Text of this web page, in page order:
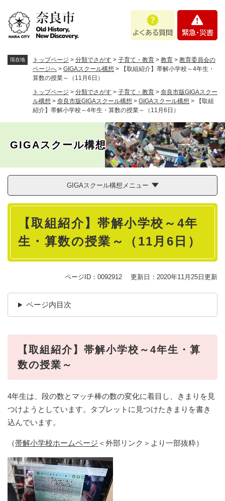
あ
問
・
現在地 トップページ > 分類でさがす > 子育て・教育 > 教育 > 教育委員会の
ページへ > GIGAスクール構想 >
【取組紹介】帯解小学校～4年生・
算数の授業～（11月6日）
トップページ > 分類でさがす > 子育て・教育 > 奈良市版GIGAスクー
ル構想 > 奈良市版GIGAスクール構想 > GIGAスクール構想 >
【取組
紹介】帯解小学校～4年生・算数の授業～（11月6日）
GIGAスクール構想
GIGAスクール構想メニュー
本
【取組紹介】帯解小学校～4年
生・算数の授業～（11月6日）
ページID：0092912 更新日：2020年11月25日更新
ページ内目次
【取組紹介】帯解小学校～4年生・算
数の授業～
4年生は、段の数とマッチ棒の数の変化に着目し、きまりを見
つけようとしています。タブレットに見つけたきまりを書き
込んでいます。
（帯解小学校ホームページ ＜外部リンク＞ より一部抜粋）